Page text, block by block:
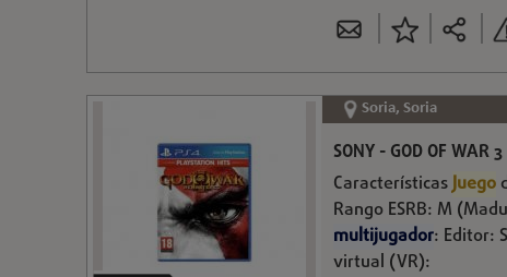
Soria, Soria
SONY - GOD OF WAR
CaracterísticasJuego
Rango ESRB: M
multijugador: Editor:
virtual (VR):